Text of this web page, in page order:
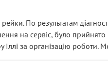
По результатам
на сервіс, було
за організацію роботи.